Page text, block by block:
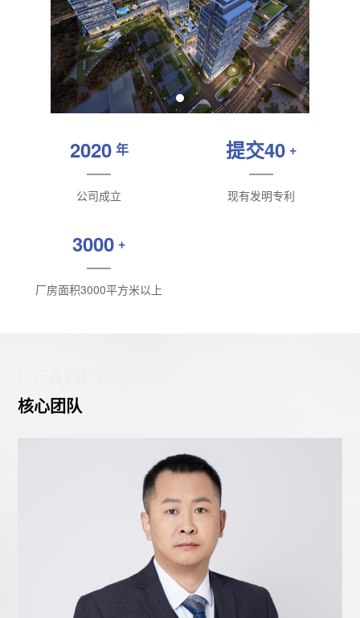
2020 年
公司成立
提交40 +
现有发明专利
3000 +
厂房面积3000平方米以上
核心团队